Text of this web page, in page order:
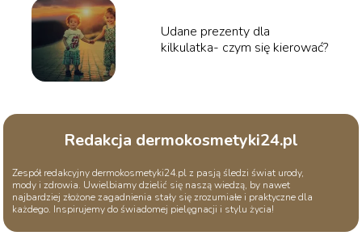
Udane prezenty dla
kilkulatka- czym się kierować?
Redakcja dermokosmetyki24.pl
Zespół redakcyjny dermokosmetyki24.pl z pasją śledzi świat urody,
mody i zdrowia. Uwielbiamy dzielić się naszą wiedzą, by nawet
najbardziej złożone zagadnienia stały się zrozumiałe i praktyczne dla
każdego. Inspirujemy do świadomej pielęgnacji i stylu życia!